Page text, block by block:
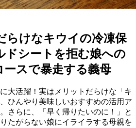
らけなキウイの冷凍保
ドシートを拒む娘への
ースで暴走する義母
大活躍！実はメリットだらけな「キ
ひんやり美味しいおすすめの活用ア
さらに、「早く帰りたいのに！」と
たがらない娘にイライラする母親を